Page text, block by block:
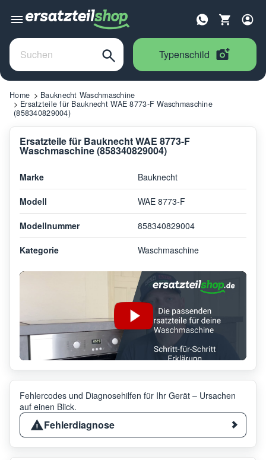
Typenschild
Home
Bauknecht Waschmaschine
Ersatzteile für Bauknecht WAE 8773-F Waschmaschine
(858340829004)
Ersatzteile für Bauknecht WAE 8773-F
Waschmaschine (858340829004)
Marke Bauknecht
Modell WAE 8773-F
Modellnummer 858340829004
Kategorie Waschmaschine
Fehlercodes und Diagnosehilfen für Ihr Gerät – Ursachen
auf einen Blick.
Fehlerdiagnose